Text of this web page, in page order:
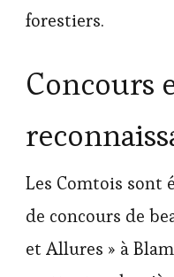
forestiers.
Concours
Les Comtois sont
de concours de
et Allures » à